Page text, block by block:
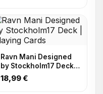
Ravn Mani Designed
by Stockholm17 Deck |
Playing Cards
18,99 €